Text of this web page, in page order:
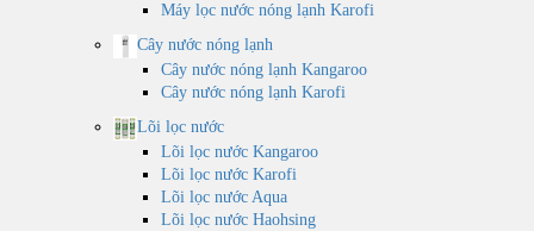
Máy lọc nước nóng lạnh Karofi
Cây nước nóng lạnh
Cây nước nóng lạnh Kangaroo
Cây nước nóng lạnh Karofi
Lõi lọc nước
Lõi lọc nước Kangaroo
Lõi lọc nước Karofi
Lõi lọc nước Aqua
Lõi lọc nước Haohsing